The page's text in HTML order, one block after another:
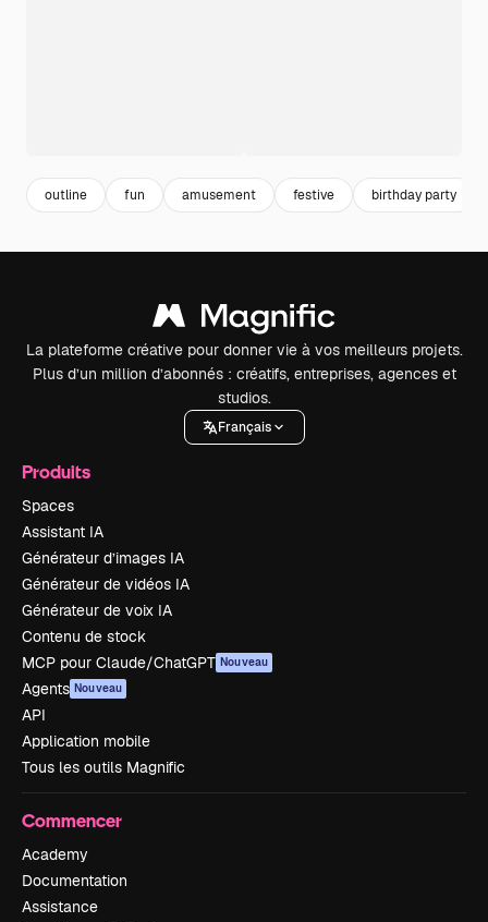
outline fun amusement festive birthday party
La plateforme créative pour donner vie à vos meilleurs projets.
Plus d’un million d’abonnés : créatifs, entreprises, agences et
studios.
Français
Produits
Spaces
Assistant IA
Générateur d’images IA
Générateur de vidéos IA
Générateur de voix IA
Contenu de stock
MCP pour Claude/ChatGPT Nouveau
Agents Nouveau
API
Application mobile
Tous les outils Magnific
Commencer
Academy
Documentation
Assistance